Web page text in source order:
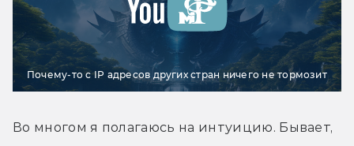
Почему-то с IP адресов других стран ничего не тормозит
Во многом я полагаюсь на интуицию. Бывает,